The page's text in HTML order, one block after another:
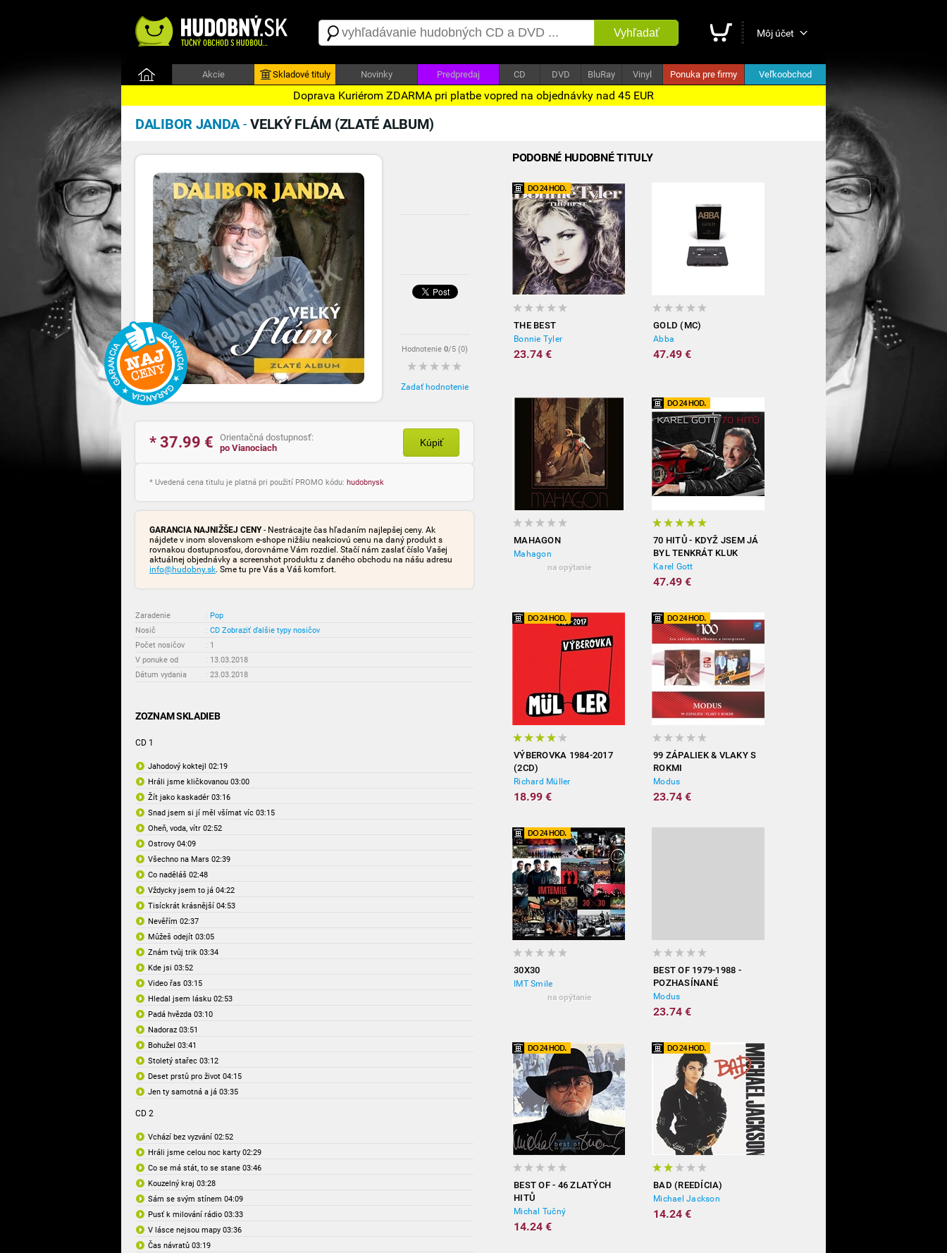
Vyhľadať Môj účet
Akcie Skladové tituly Novinky Predpredaj CD DVD BluRay Vinyl Ponuka pre firmy Veľkoobchod
Doprava Kuriérom ZDARMA pri platbe vopred na objednávky nad 45 EUR
DALIBOR JANDA-VELKÝ FLÁM (ZLATÉ ALBUM)
Hodnotenie 0/5 (0)
Zadať hodnotenie
* 37.99 €
Orientačná dostupnosť:
po Vianociach
Kúpiť
* Uvedená cena titulu je platná pri použití PROMO kódu: hudobnysk
GARANCIA NAJNIŽŠEJ CENY- Nestrácajte čas hľadaním najlepšej ceny. Ak
nájdete v inom slovenskom e-shope nižšiu neakciovú cenu na daný produkt s
rovnakou dostupnosťou, dorovnáme Vám rozdiel. Stačí nám zaslať číslo Vašej
aktuálnej objednávky a screenshot produktu z daného obchodu na nášu adresu
info@hudobny.sk. Sme tu pre Vás a Váš komfort.
Zaradenie : Pop
Nosič
: CD Zobraziť ďalšie typy nosičov
Počet nosičov
: 1
V ponuke od
: 13.03.2018
Dátum vydania
: 23.03.2018
ZOZNAM SKLADIEB
CD 1
Jahodový koktejl 02:19
Hráli jsme kličkovanou 03:00
Žít jako kaskadér 03:16
Snad jsem si jí měl všímat víc 03:15
Oheň, voda, vítr 02:52
Ostrovy 04:09
Všechno na Mars 02:39
Co naděláš 02:48
Vždycky jsem to já 04:22
Tisíckrát krásnější 04:53
Nevěřím 02:37
Můžeš odejít 03:05
Znám tvůj trik 03:34
Kde jsi 03:52
Video řas 03:15
Hledal jsem lásku 02:53
Padá hvězda 03:10
Nadoraz 03:51
Bohužel 03:41
Stoletý stařec 03:12
Deset prstů pro život 04:15
Jen ty samotná a já 03:35
CD 2
Vchází bez vyzvání 02:52
Hráli jsme celou noc karty 02:29
Co se má stát, to se stane 03:46
Kouzelný kraj 03:28
Sám se svým stínem 04:09
Pusť k milování rádio 03:33
V lásce nejsou mapy 03:36
Čas návratů 03:19
PODOBNÉ HUDOBNÉ TITULY
THE BEST
Bonnie Tyler
23.74 €
GOLD (MC)
Abba
47.49 €
MAHAGON
Mahagon
na opýtanie
70 HITŮ - KDYŽ JSEM JÁ
BYL TENKRÁT KLUK
(3CD)
Karel Gott
47.49 €
VÝBEROVKA 1984-2017
(2CD)
Richard Müller
18.99 €
99 ZÁPALIEK & VLAKY S
ROKMI
Modus
23.74 €
30X30
IMT Smile
na opýtanie
BEST OF 1979-1988 -
POZHASÍNANÉ
Modus
23.74 €
BEST OF - 46 ZLATÝCH
HITŮ
Michal Tučný
14.24 €
BAD (REEDÍCIA)
Michael Jackson
14.24 €